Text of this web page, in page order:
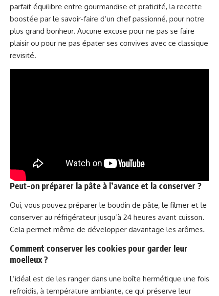
parfait équilibre entre gourmandise et praticité, la recette
boostée par le savoir-faire d’un chef passionné, pour notre
plus grand bonheur. Aucune excuse pour ne pas se faire
plaisir ou pour ne pas épater ses convives avec ce classique
revisité.
Peut-on préparer la pâte à l’avance et la conserver ?
Oui, vous pouvez préparer le boudin de pâte, le filmer et le
conserver au réfrigérateur jusqu’à 24 heures avant cuisson.
Cela permet même de développer davantage les arômes.
Comment conserver les cookies pour garder leur
moelleux ?
L’idéal est de les ranger dans une boîte hermétique une fois
refroidis, à température ambiante, ce qui préserve leur